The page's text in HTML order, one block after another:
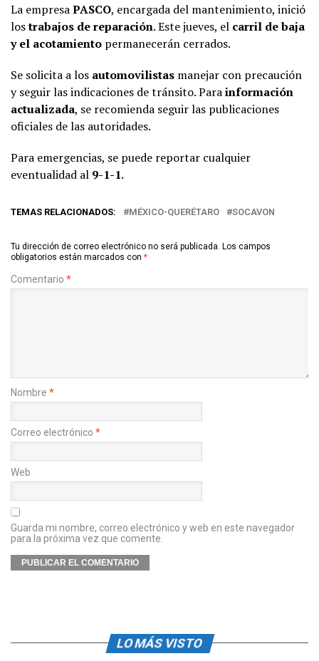
La empresaPASCO, encargada del mantenimiento, inició
lostrabajos de reparación. Este jueves, el carril de baja
y el acotamiento permanecerán cerrados.
Se solicita a los automovilistas manejar con precaución
y seguir las indicaciones de tránsito. Parainformación
actualizada, se recomienda seguir las publicaciones
oficiales de las autoridades.
Para emergencias, se puede reportar cualquier
eventualidad al 9-1-1.
TEMAS RELACIONADOS: MÉXICO-QUERÉTARO SOCAVON
Tu dirección de correo electrónico no será publicada. Los campos
obligatorios están marcados con *
Comentario *
Nombre *
Correo electrónico *
Web
Guarda mi nombre, correo electrónico y web en este navegador
para la próxima vez que comente.
LO MÁS VISTO